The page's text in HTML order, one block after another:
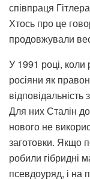
співпраця
Хтось про це
продовжували
У 1991 році, коли
росіяни як
Для них Сталін
нового не
заготовки. Якщо
робили гібридні
псевдоуряд, і на